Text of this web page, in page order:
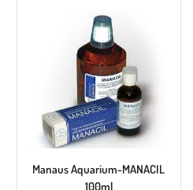
Manaus Aquarium-MANACIL
100ml